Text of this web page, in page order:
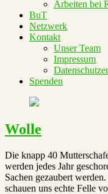
Arbeiten bei
BuT
Netzwerk
Kontakt
Unser Team
Impressum
Spenden
Wolle
Die knapp 40
werden jedes Jahr
Sachen gezaubert
schauen uns echte Felle